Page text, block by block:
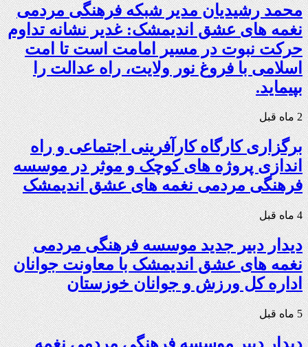
محمد رشیدیان مدیر شبکه فرهنگی مردمی
نغمه های عشق اندیمشک: غدیر نشانه تداوم
حرکت نبوت در مسیر امامت است تا امت
اسلامی با فروغ نور ولایت، راه عدالت را
بپیماید.
2 ماه قبل
برگزاری کارگاه کارآفرینی اجتماعی و راه
اندازی پروژه های کوچک و موثر در موسسه
فرهنگی مردمی نغمه های عشق اندیمشک
4 ماه قبل
دیدار دبیر جدید موسسه فرهنگی مردمی
نغمه های عشق اندیمشک با معاونت جوانان
اداره کل ورزش و جوانان خوزستان
5 ماه قبل